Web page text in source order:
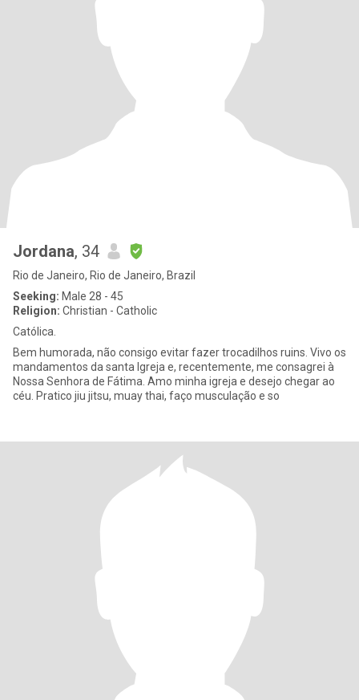
Jordana, 34
Rio de Janeiro, Rio de Janeiro, Brazil
Seeking: Male 28 - 45
Religion: Christian - Catholic
Católica.
Bem humorada, não consigo evitar fazer trocadilhos ruins. Vivo os
mandamentos da santa Igreja e, recentemente, me consagrei à
Nossa Senhora de Fátima. Amo minha igreja e desejo chegar ao
céu. Pratico jiu jitsu, muay thai, faço musculação e so